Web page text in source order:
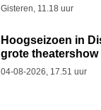
Gisteren, 11.18 uur
Hoogseizoen in
grote
04-08-2026, 17.51 uur